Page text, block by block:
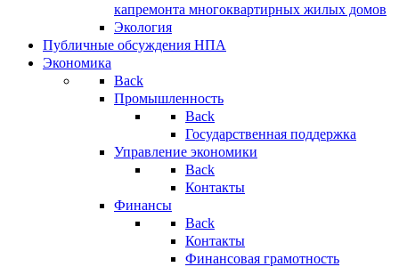
капремонта многоквартирных жилых домов
Экология
Публичные обсуждения НПА
Экономика
Back
Промышленность
Back
Государственная поддержка
Управление экономики
Back
Контакты
Финансы
Back
Контакты
Финансовая грамотность